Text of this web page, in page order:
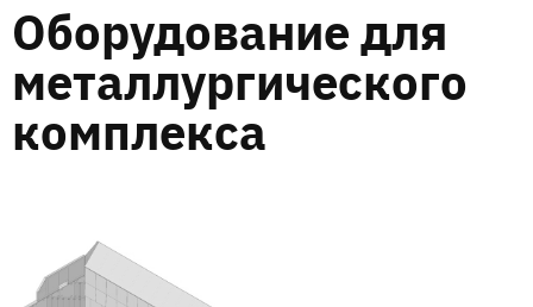
Оборудование для
металлургического
комплекса